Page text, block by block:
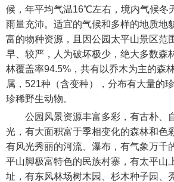
候，年平均气温16℃左右，境内气候冬
雨量充沛。适宜的气候和多样的地质地
富的物种资源，且因公园太平山景区范
早、较严，人为破坏极少，绝大多数森
林覆盖率94.5%，共有以乔木为主的森
属，521种（含变种），分布有大量的
珍稀野生动物。
公园风景资源丰富多彩，有古朴、
光，有大面积富于季相变化的森林和色
有风光秀丽的河流、瀑布，有气象万千
平山脚极富特色的民族村寨，有太平山
址，有东风林场树木园、杉木种子园、